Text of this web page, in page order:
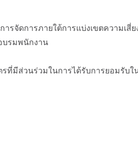
ารจัดการภายใต้การแบ่งเขตความเสี่ย
บรมพนักงาน
รที่มีส่วนร่วมในการได้รับการยอมรับใ